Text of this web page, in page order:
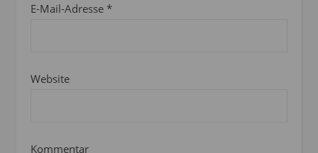
E-Mail-Adresse *
Website
Kommentar